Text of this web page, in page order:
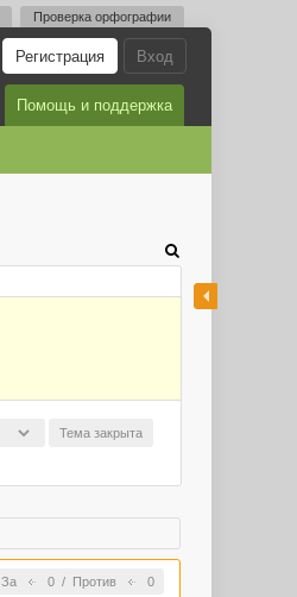
Проверка орфографии
Вход
Регистрация
Помощь и поддержка
Тема закрыта
За 0/ Против 0